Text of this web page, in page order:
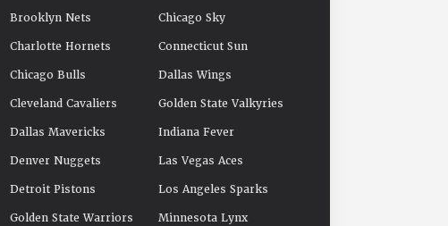
Brooklyn Nets
Charlotte Hornets
Chicago Bulls
Cleveland Cavaliers
Dallas Mavericks
Denver Nuggets
Detroit Pistons
Golden State Warriors
Chicago Sky
Connecticut Sun
Dallas Wings
Golden State Valkyries
Indiana Fever
Las Vegas Aces
Los Angeles Sparks
Minnesota Lynx